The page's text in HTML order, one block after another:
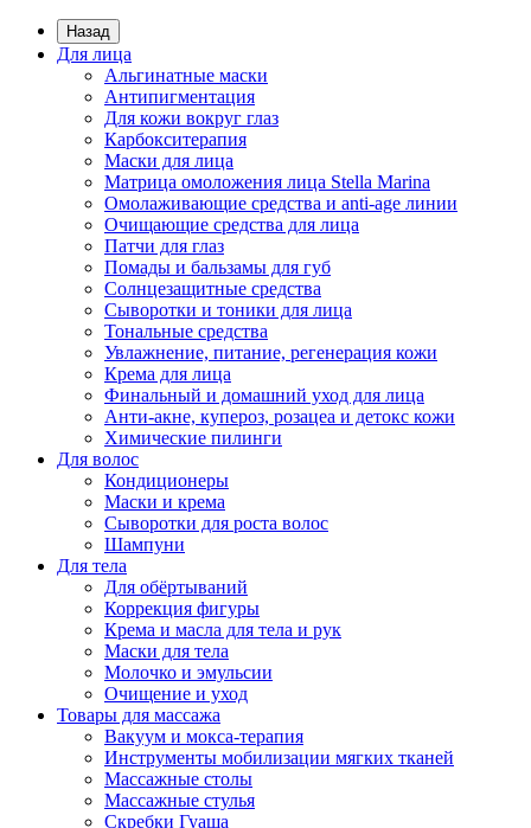
Назад
Для лица
Альгинатные маски
Антипигментация
Для кожи вокруг глаз
Карбокситерапия
Маски для лица
Матрица омоложения лица Stella Marina
Омолаживающие средства и anti-age линии
Очищающие средства для лица
Патчи для глаз
Помады и бальзамы для губ
Солнцезащитные средства
Сыворотки и тоники для лица
Тональные средства
Увлажнение, питание, регенерация кожи
Крема для лица
Финальный и домашний уход для лица
Анти-акне, купероз, розацеа и детокс кожи
Химические пилинги
Для волос
Кондиционеры
Маски и крема
Сыворотки для роста волос
Шампуни
Для тела
Для обёртываний
Коррекция фигуры
Крема и масла для тела и рук
Маски для тела
Молочко и эмульсии
Очищение и уход
Товары для массажа
Вакуум и мокса-терапия
Инструменты мобилизации мягких тканей
Массажные столы
Массажные стулья
Скребки Гуаша